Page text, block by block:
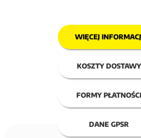
WIĘCEJ
KOSZTY DOSTAWY
FORMY PŁATNOŚCI
DANE GPSR